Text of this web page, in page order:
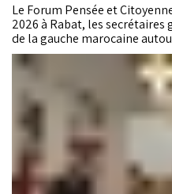
Le Forum Pensée et
2026 à Rabat, les
de la gauche marocaine
comment unifier des forces
diagnostic commun des
divergent radicalement sur
législatives se dessinent en
visions stratégiques. Nabil
reconquête de l'hégémonie
met en garde contre
Jamal Lasri appelle à la
stratégies, la jeunesse
devrait inquiéter les leaders